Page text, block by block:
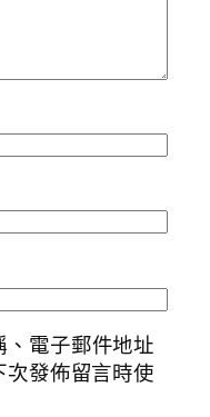
電子郵件地址
發佈留言時使